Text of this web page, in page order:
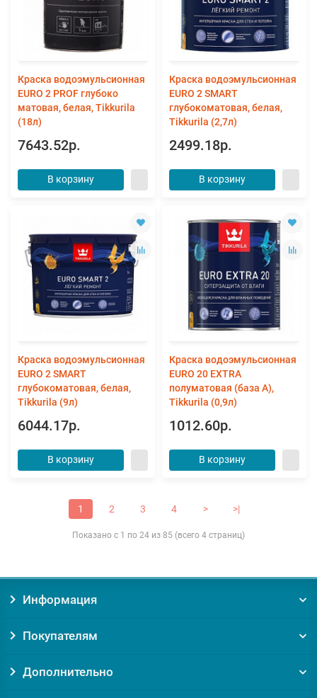
Краска водоэмульсионная
EURO 2 PROF глубоко
матовая, белая, Tikkurila
(18л)
7643.52р.
В корзину
Краска водоэмульсионная
EURO 2 SMART
глубокоматовая, белая,
Tikkurila (2,7л)
2499.18р.
В корзину
Краска водоэмульсионная
EURO 2 SMART
глубокоматовая, белая,
Tikkurila (9л)
6044.17р.
В корзину
Краска водоэмульсионная
EURO 20 EXTRA
полуматовая (база А),
Tikkurila (0,9л)
1012.60р.
В корзину
1 2 3 4 > >|
Показано с 1 по 24 из 85 (всего 4 страниц)
Информация
Покупателям
Дополнительно